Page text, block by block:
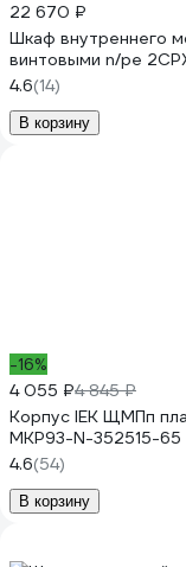
22 670 ₽
Шкаф внутреннего
винтовыми n/pe
4.6(14)
В корзину
-16%
4 055 ₽4 845 ₽
Корпус IEK ЩМПп
MKP93-N-352515-65
4.6(54)
В корзину